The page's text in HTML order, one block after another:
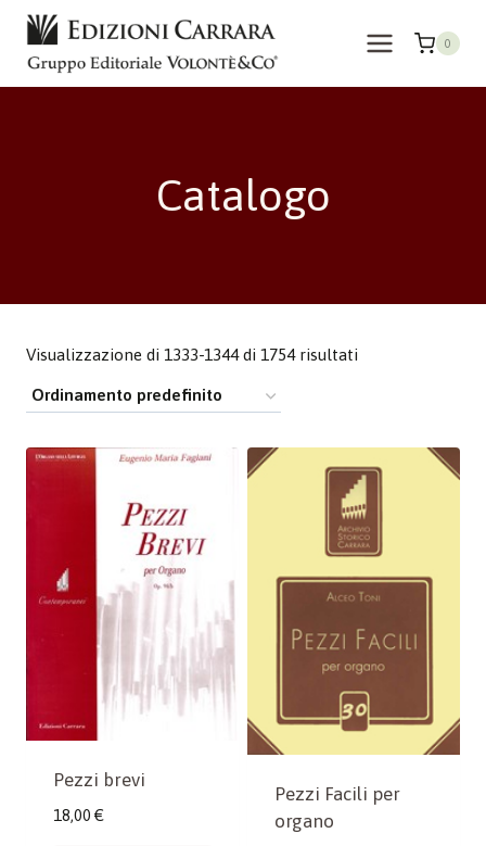
Salta
contenuto
0
Catalogo
Visualizzazione di 1333-1344 di 1754 risultati
Pezzi brevi
18,00 €
Pezzi Facili per
organo